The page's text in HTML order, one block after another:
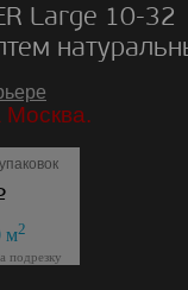
Large 10-32
Москва.
м2
подрезку